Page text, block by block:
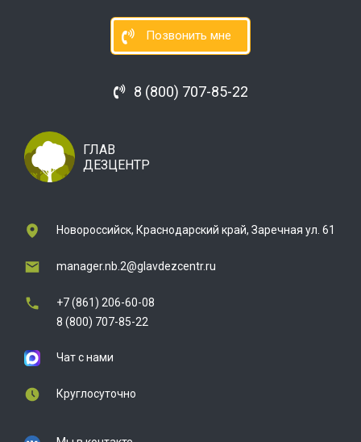
Позвонить мне
8 (800) 707-85-22
ГЛАВ
ДЕЗЦЕНТР
Новороссийск, Краснодарский край, Заречная ул. 61
manager.nb.2@glavdezcentr.ru
+7 (861) 206-60-08
8 (800) 707-85-22
Чат с нами
Круглосуточно